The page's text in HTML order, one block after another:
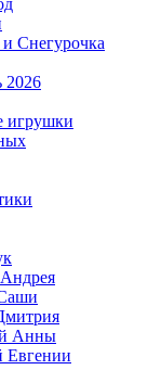
Снегурочка
2026
игрушки
Анны
Евгении